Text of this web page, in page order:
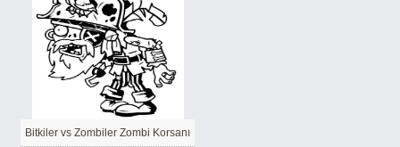
Bitkiler vs Zombiler Zombi Korsanı